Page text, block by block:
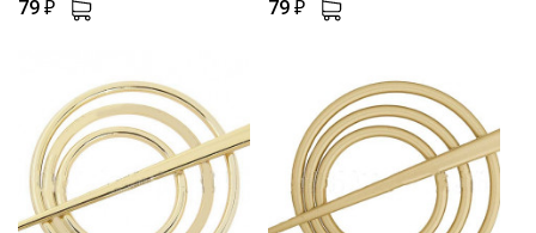
79 ₽ 79 ₽